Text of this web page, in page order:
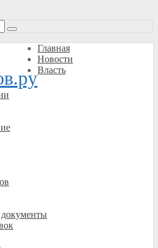
Главная
Новости
Власть